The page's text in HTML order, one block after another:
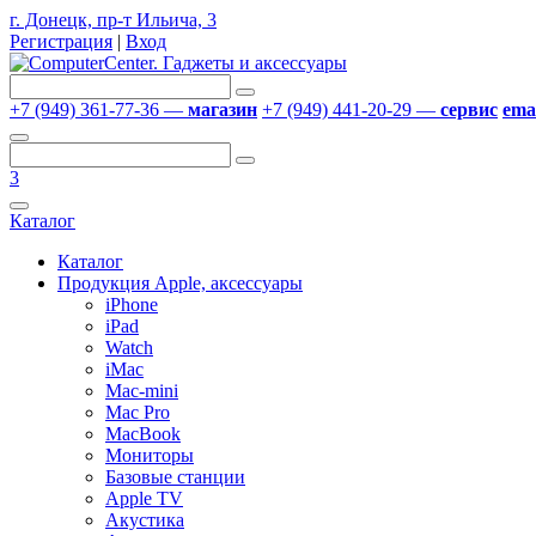
г. Донецк, пр-т Ильича, 3
Регистрация | Вход
+7 (949) 361-77-36 — магазин +7 (949) 441-20-29 — сервис
3
Каталог
Каталог
Продукция Apple, аксессуары
iPhone
iPad
Watch
iMac
Mac-mini
Mac Pro
MacBook
Мониторы
Базовые станции
Apple TV
Акустика